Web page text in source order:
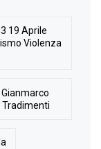
19 Aprile
Violenza
Tradimenti